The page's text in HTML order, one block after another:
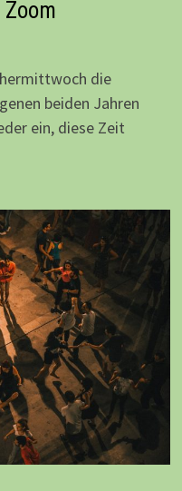
die
beiden Jahren
ein, diese Zeit